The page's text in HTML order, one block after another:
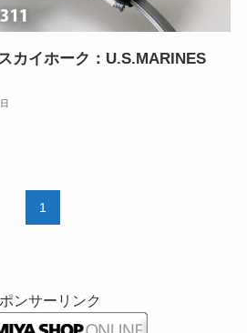
カイホーク：U.S.MARINES
1
ンサーリンク